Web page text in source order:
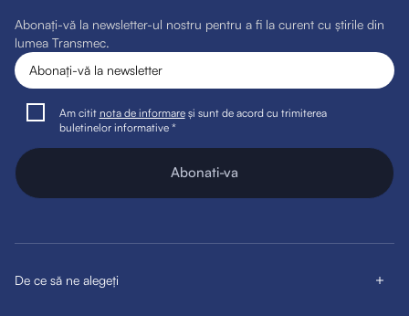
Abonați-vă la newsletter-ul nostru pentru a fi la curent cu știrile din
lumea Transmec.
Am citit nota de informareși sunt de acord cu trimiterea
buletinelor informative *
Abonati-va
De ce să ne alegeți